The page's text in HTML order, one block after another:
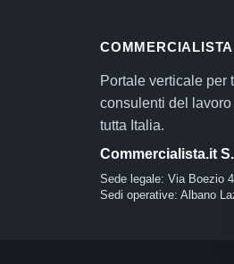
Portale verticale per
consulenti del
tutta Italia.
Commercialista.it
Sede legale: Via Boezio
Sedi operative: Albano